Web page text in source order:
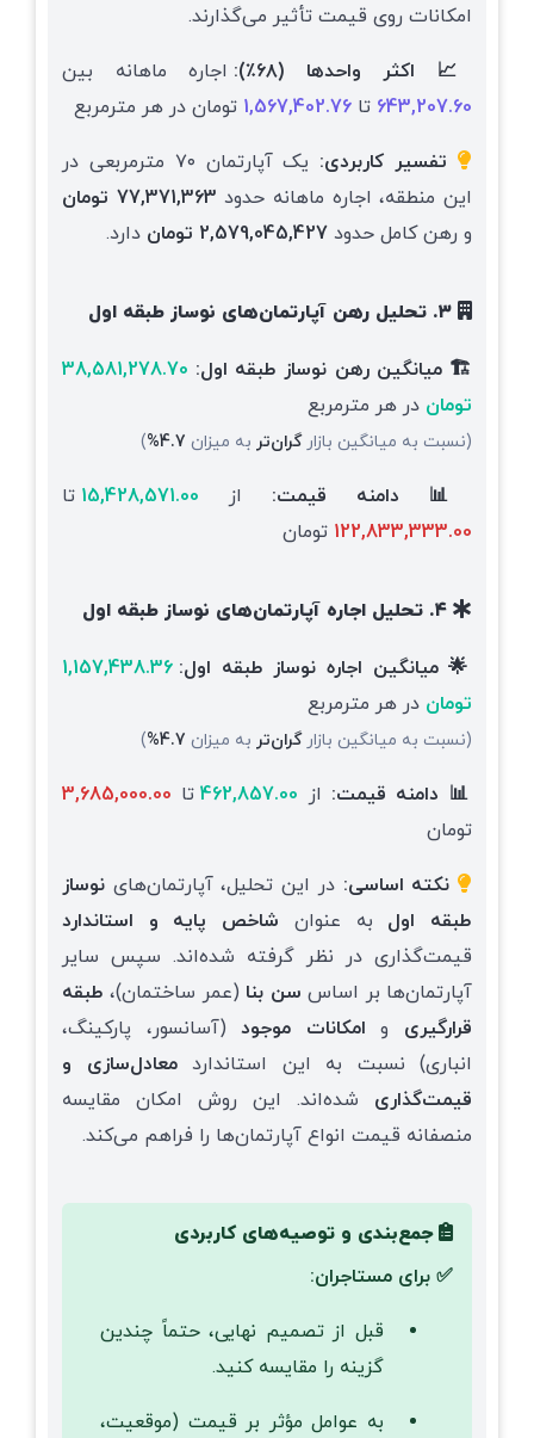
امکانات روی قیمت تأثیر می‌گذارند.
📈 اکثر واحدها (۶۸٪):
اجاره ماهانه بین
643,207.60 تا 1,567,402.76 تومان در هر مترمربع
تفسیر کاربردی:
یک آپارتمان ۷۰ مترمربعی در
این منطقه، اجاره ماهانه حدود 77,371,363 تومان
و رهن کامل حدود 2,579,045,427 تومان دارد.
🏗️ میانگین رهن نوساز طبقه اول: 38,581,278.70
تومان در هر مترمربع
(نسبت به میانگین بازارگران‌تر به میزان 4.7%
)
📊 دامنه قیمت: از 15,428,571.00 تا
122,833,333.00 تومان
🌟 میانگین اجاره نوساز طبقه اول: 1,157,438.36
تومان در هر مترمربع
(نسبت به میانگین بازارگران‌تر به میزان 4.7%
)
📊 دامنه قیمت: از 462,857.00تا 3,685,000.00
تومان
نکته اساسی: در این تحلیل، آپارتمان‌های نوساز
طبقه اول به عنوان شاخص پایه و استاندارد
قیمت‌گذاری در نظر گرفته شده‌اند. سپس سایر
آپارتمان‌ها بر اساس سن بنا (عمر ساختمان)، طبقه
قرارگیری و امکانات موجود(آسانسور، پارکینگ،
انباری) نسبت به این استانداردمعادل‌سازی و
قیمت‌گذاری شده‌اند. این روش امکان مقایسه
منصفانه قیمت انواع آپارتمان‌ها را فراهم می‌کند.
جمع‌بندی و توصیه‌های کاربردی
✅ برای مستاجران:
قبل از تصمیم نهایی، حتماً چندین
گزینه را مقایسه کنید.
به عوامل مؤثر بر قیمت (موقعیت،